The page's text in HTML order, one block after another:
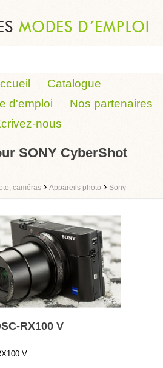
Catalogue
d'emploi
Nos partenaires
nous
SONY CyberShot
caméras › Appareils photo › Sony
RX100 V
V